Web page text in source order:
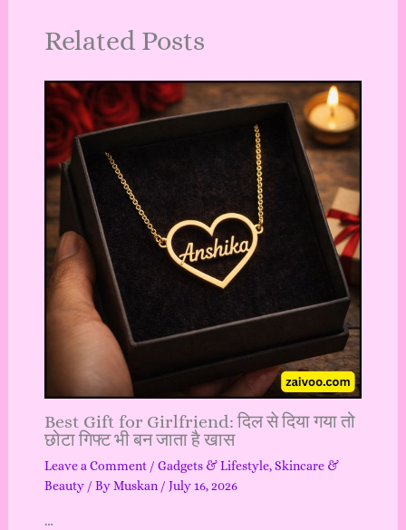
Related Posts
Best Gift for Girlfriend: दिल से दिया गया तो
छोटा गिफ्ट भी बन जाता है खास
Leave a Comment / Gadgets & Lifestyle,Skincare &
Beauty/ ByMuskan / July 16, 2026
…